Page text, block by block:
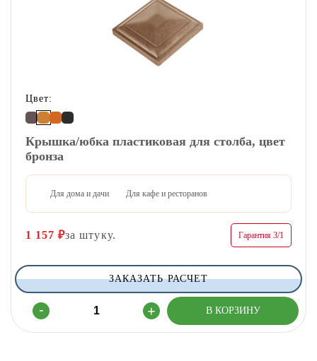
Цвет:
Крышка/юбка пластиковая для столба, цвет
бронза
Для дома и дачи Для кафе и ресторанов
1 157 ₽за штуку. Гарантия 3/1
ЗАКАЗАТЬ РАСЧЕТ